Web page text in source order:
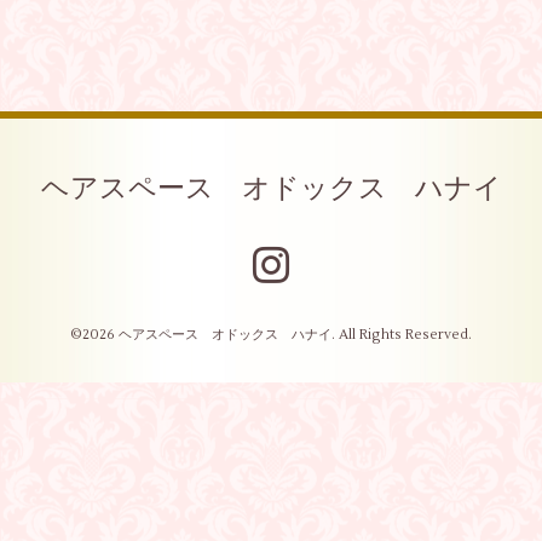
ヘアスペース オドックス ハナイ
©2026 ヘアスペース オドックス ハナイ . All Rights Reserved.